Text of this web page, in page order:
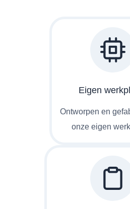
Eigen
Ontworpen en
onze eigen